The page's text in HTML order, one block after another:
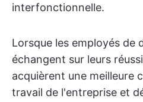
interfonctionnelle.
Lorsque les employés de
échangent sur leurs
acquièrent une meilleure
travail de l'entreprise et